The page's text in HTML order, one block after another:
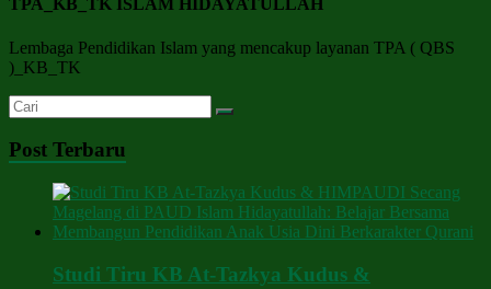
TPA_KB_TK ISLAM HIDAYATULLAH
Lembaga Pendidikan Islam yang mencakup layanan TPA ( QBS
)_KB_TK
Post Terbaru
Studi Tiru KB At-Tazkya Kudus &